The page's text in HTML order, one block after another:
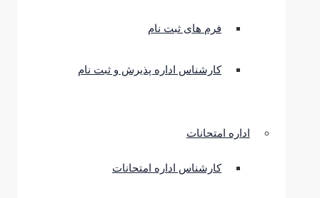
فرم های ثبت نام
کارشناس اداره پذیرش و ثبت نام
اداره امتحانات
کارشناس اداره امتحانات